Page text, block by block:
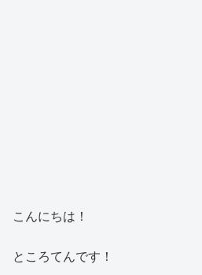
こんにちは！
ところてんです！